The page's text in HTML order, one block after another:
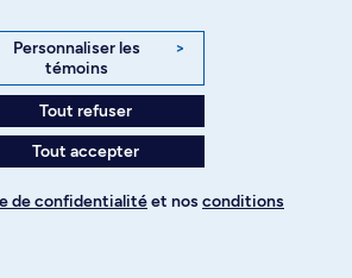
sur
Personnaliser les
témoins
>
Tout refuser
Tout accepter
de confidentialitéet nos conditions